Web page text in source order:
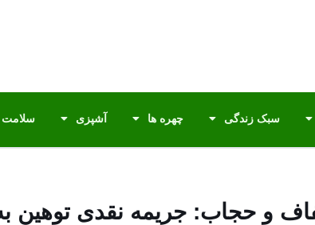
سبک زندگی چهره ها آشپزی سلامت
عفاف و حجاب: جریمه نقدی